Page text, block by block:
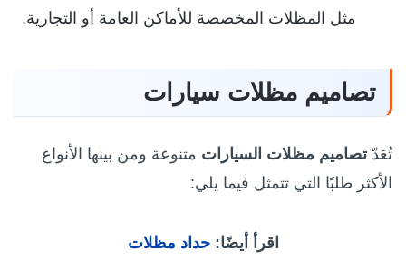
مثل المظلات المخصصة للأماكن العامة أو التجارية.
تصاميم مظلات سيارات
تُعَدّ تصاميم مظلات السيارات متنوعة ومن بينها الأنواع
الأكثر طلبًا التي تتمثل فيما يلي:
اقرأ أيضًا: حداد مظلات